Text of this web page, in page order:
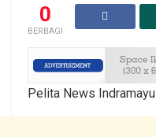
0
BERBAGI
Pelita News Indramayu